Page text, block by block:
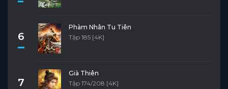
6
Phàm Nhân Tu Tiên
Tập 185 [4K]
7
Già Thiên
Tập 174/208 [4K]